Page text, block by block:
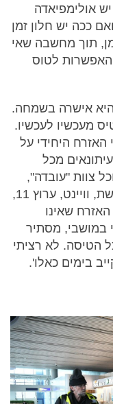
אולימפיאדה
ככה יש חלון זמן
תוך מחשבה שאי
לטוס
אישרה בשמחה.
מעכשיו לעכשיו.
היחידי על
מכל
צוות "עובדה",
כתב חדשות 12 וצוות הצילום שלו, רשת, וויינט, ערוץ 11,
שאינו
במושבי, מסתיר
הטיסה. לא רציתי
בימים כאלו'.